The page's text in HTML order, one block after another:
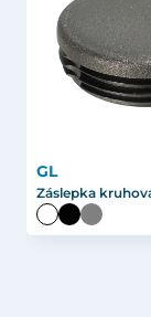
GL
Záslepka